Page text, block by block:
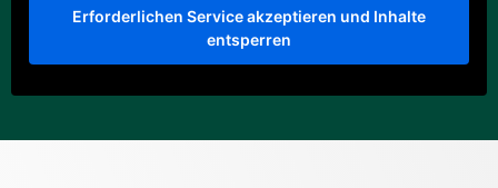
Erforderlichen Service akzeptieren und Inhalte
entsperren